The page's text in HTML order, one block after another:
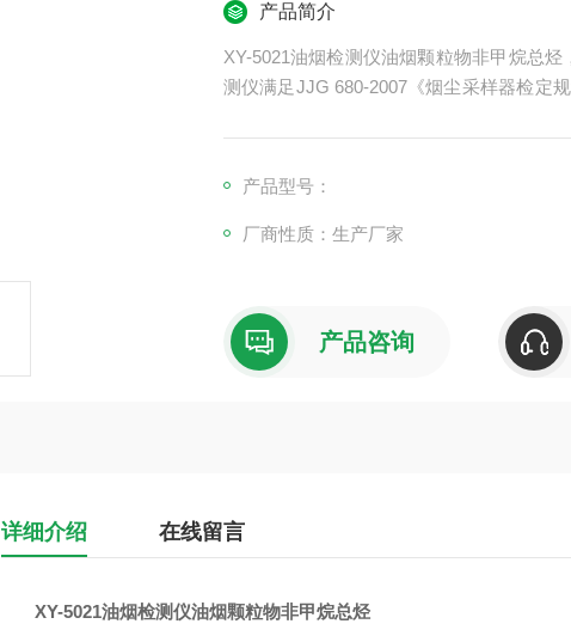
产品简介
XY-5021油烟检测仪油烟颗粒物非甲烷总
测仪满足JJG 680-2007《烟尘采样器检定
产品型号：
厂商性质：生产厂家
产品咨询
详细介绍 在线留言
XY-5021油烟检测仪油烟颗粒物非甲烷总烃